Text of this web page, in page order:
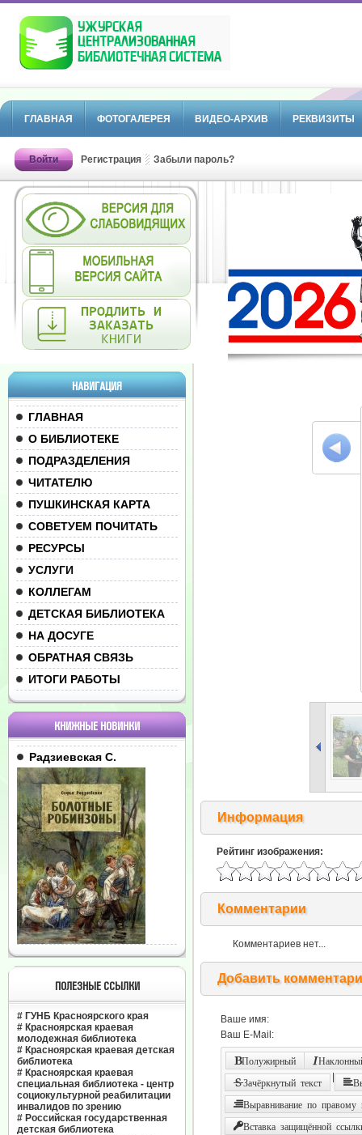
ГЛАВНАЯ ФОТОГАЛЕРЕЯ ВИДЕО-АРХИВ РЕКВИЗИТЫ
Войти Регистрация Забыли пароль?
НАВИГАЦИЯ
ГЛАВНАЯ
О БИБЛИОТЕКЕ
ПОДРАЗДЕЛЕНИЯ
ЧИТАТЕЛЮ
ПУШКИНСКАЯ КАРТА
СОВЕТУЕМ ПОЧИТАТЬ
РЕСУРСЫ
УСЛУГИ
КОЛЛЕГАМ
ДЕТСКАЯ БИБЛИОТЕКА
НА ДОСУГЕ
ОБРАТНАЯ СВЯЗЬ
ИТОГИ РАБОТЫ
КНИЖНЫЕ НОВИНКИ
Радзиевская С.
ПОЛЕЗНЫЕ ССЫЛКИ
# ГУНБ Красноярского края
# Красноярская краевая
молодежная библиотека
# Красноярская краевая детская
библиотека
# Красноярская краевая
специальная библиотека - центр
социокультурной реабилитации
инвалидов по зрению
# Российская государственная
детская библиотека
Информация
Рейтинг изображения:
Комментарии
Комментариев нет...
Добавить
Ваше имя:
Ваш E-Mail:
Полужирный
Зачёркнутый текст
Выравнивание по правому
Вставка защищённой